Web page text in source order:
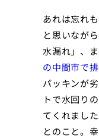
あれは忘れ
と思いなが
水漏れ」、
の中間市で
パッキンが
トで水回り
てくれまし
とのこと。